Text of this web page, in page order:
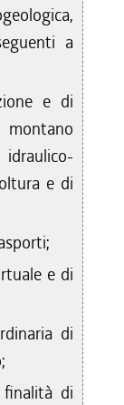
a
e di
e di
e di
di
finalità di